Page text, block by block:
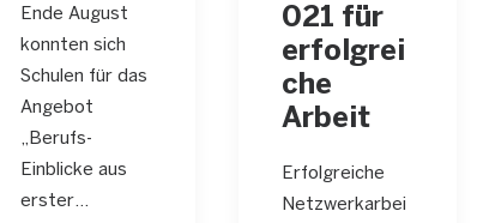
Ende August
konnten sich
Schulen für das
Angebot
„Berufs-
Einblicke aus
erster…
021 für
erfolgrei
che
Arbeit
Erfolgreiche
Netzwerkarbei